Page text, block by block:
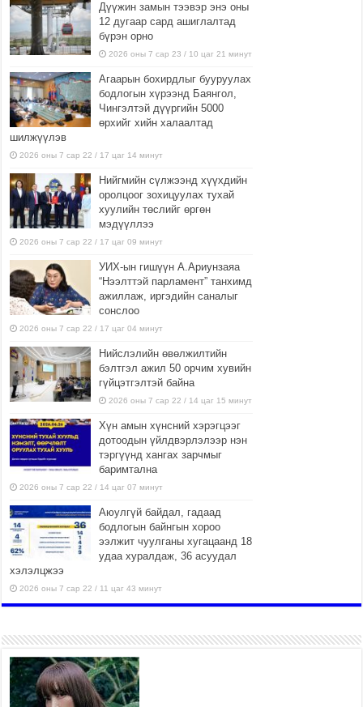
Дүүжин замын тээвэр энэ оны
12 дугаар сард ашиглалтад
бүрэн орно
2026 оны 7 сар 23 / 10 цаг 21 минут
Агаарын бохирдлыг бууруулах
бодлогын хүрээнд Баянгол,
Чингэлтэй дүүргийн 5000
өрхийг хийн халаалтад
шилжүүлэв
2026 оны 7 сар 22 / 17 цаг 14 минут
Нийгмийн сүлжээнд хүүхдийн
оролцоог зохицуулах тухай
хуулийн төслийг өргөн
мэдүүллээ
2026 оны 7 сар 22 / 17 цаг 09 минут
УИХ-ын гишүүн А.Ариунзаяа
“Нээлттэй парламент” танхимд
ажиллаж, иргэдийн саналыг
сонслоо
2026 оны 7 сар 22 / 17 цаг 04 минут
Нийслэлийн өвөлжилтийн
бэлтгэл ажил 50 орчим хувийн
гүйцэтгэлтэй байна
2026 оны 7 сар 22 / 14 цаг 15 минут
Хүн амын хүнсний хэрэгцээг
дотоодын үйлдвэрлэлээр нэн
тэргүүнд хангах зарчмыг
баримтална
2026 оны 7 сар 22 / 14 цаг 07 минут
Аюулгүй байдал, гадаад
бодлогын байнгын хороо
ээлжит чуулганы хугацаанд 18
удаа хуралдаж, 36 асуудал
хэлэлцжээ
2026 оны 7 сар 22 / 11 цаг 43 минут
боломжтой-Хүүхэд хөгжүүлэх
төв” байгуулах төсөлд төр,
хувийн хэвшлийн түншлэлийн хүрээнд хамтран
ажиллахыг урьж байна
2026 оны 7 сар 22 / 9 цаг 28 минут